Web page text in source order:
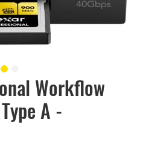
Workflow
A -